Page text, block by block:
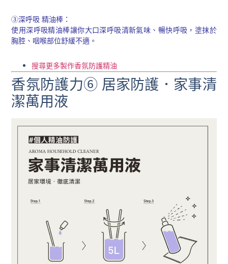
③深呼吸 精油棒：
使用深呼吸精油棒讓你大口深呼吸清新氣味、暢快呼吸，塗抹於
胸腔、咽喉部位舒緩不適。
搜尋更多製作香氛防護精油
香氛防護力⑥ 居家防護．家事清
潔萬用液